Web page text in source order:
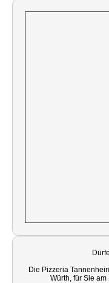
Die Pizzeria
Würth, für Sie